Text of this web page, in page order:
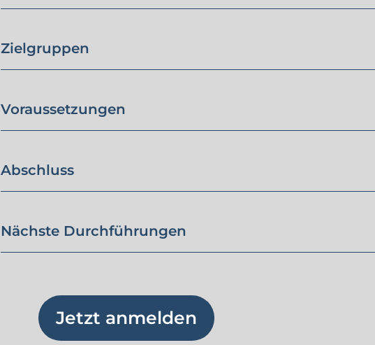
Zielgruppen
Voraussetzungen
Abschluss
Nächste Durchführungen
Jetzt anmelden